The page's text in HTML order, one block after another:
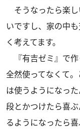
そうなったら楽し
いですし、家の中
く考えてます。
『有吉ゼミ』で作
全然使ってなくて
は使うようになっ
段とかつけたら喜
るようになったら